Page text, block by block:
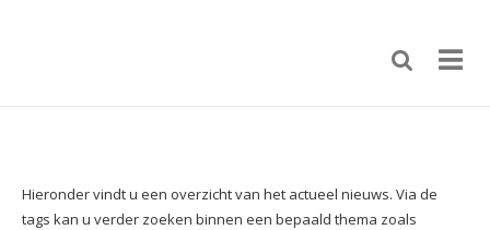
Hieronder vindt u een overzicht van het actueel nieuws. Via de
tags kan u verder zoeken binnen een bepaald thema zoals